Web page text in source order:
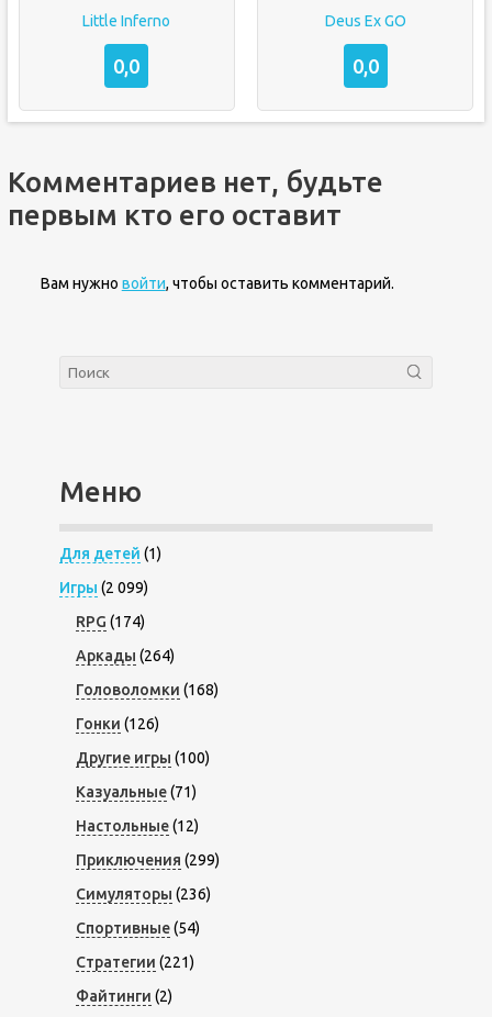
Little Inferno
0,0
Deus Ex GO
0,0
Комментариев нет, будьте
первым кто его оставит
Вам нужно войти, чтобы оставить комментарий.
Меню
Для детей (1)
Игры (2 099)
RPG (174)
Аркады (264)
Головоломки (168)
Гонки (126)
Другие игры (100)
Казуальные(71)
Настольные(12)
Приключения (299)
Симуляторы (236)
Спортивные(54)
Стратегии (221)
Файтинги (2)